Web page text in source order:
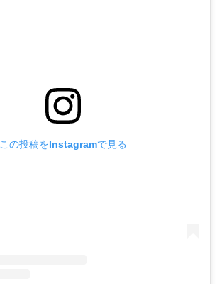
この投稿をInstagramで見る